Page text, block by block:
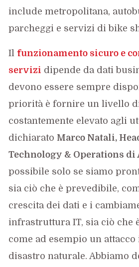
include metropolitana,
parcheggi e servizi di bike
Il funzionamento sicuro e
servizi dipende da dati
devono essere sempre
priorità è fornire un livello
costantemente elevato agli
dichiarato Marco Natali,
Technology & Operations di
possibile solo se siamo
sia ciò che è prevedibile,
crescita dei dati e i
infrastruttura IT, sia ciò che
come ad esempio un
disastro naturale. Abbiamo